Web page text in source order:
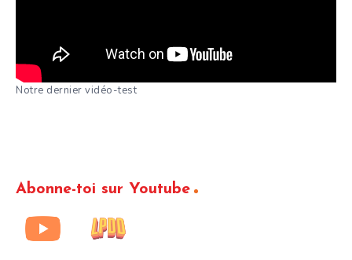
Notre dernier vidéo-test
Abonne-toi sur Youtube